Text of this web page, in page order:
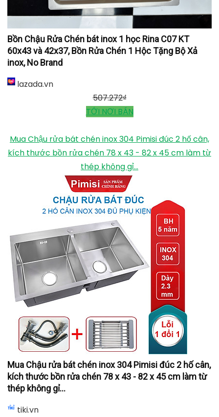
Bồn Chậu Rửa Chén bát inox 1 học Rina C07 KT
60x43 và 42x37, Bồn Rửa Chén 1 Hộc Tặng Bộ Xả
inox, No Brand
lazada.vn
507.272₫
TỚI NƠI BÁN
Mua Chậu rửa bát chén inox 304 Pimisi đúc 2 hố cân,
kích thước bồn rửa chén 78 x 43 - 82 x 45 cm làm từ
thép không gỉ...
Mua Chậu rửa bát chén inox 304 Pimisi đúc 2 hố cân,
kích thước bồn rửa chén 78 x 43 - 82 x 45 cm làm từ
thép không gỉ...
tiki.vn